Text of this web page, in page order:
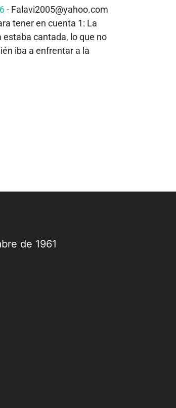
- Falavi2005@yahoo.com
tener en cuenta 1: La
estaba cantada, lo que no
iba a enfrentar a la
de 1961